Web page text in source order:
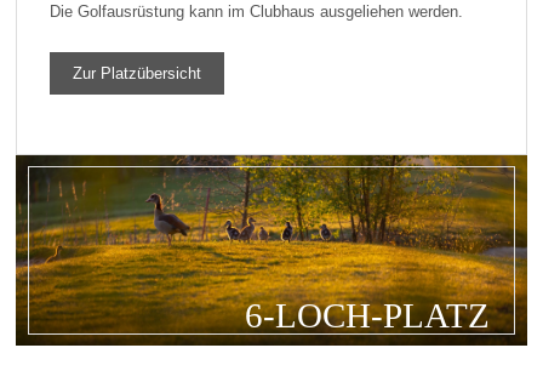
Die Golfausrüstung kann im Clubhaus ausgeliehen werden.
Zur Platzübersicht
6-LOCH-PLATZ